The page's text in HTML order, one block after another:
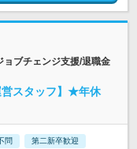
ブチェンジ支援/退職金
営スタッフ】★年休
問 第二新卒歓迎